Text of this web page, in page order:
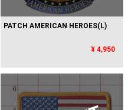
PATCH AMERICAN HEROES(L)
¥ 4,950